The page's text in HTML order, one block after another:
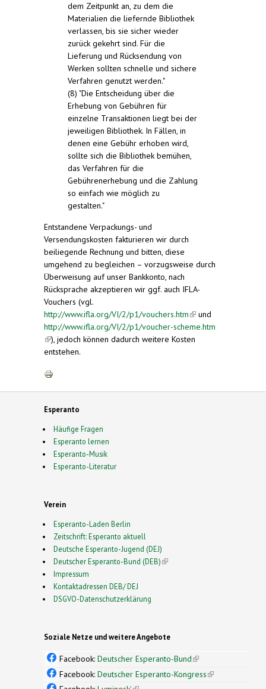
dem Zeitpunkt an, zu dem die
Materialien die liefernde Bibliothek
verlassen, bis sie sicher wieder
zurück gekehrt sind. Für die
Lieferung und Rücksendung von
Werken sollten schnelle und sichere
Verfahren genutzt werden."
(8) "Die Entscheidung über die
Erhebung von Gebühren für
einzelne Transaktionen liegt bei der
jeweiligen Bibliothek. In Fällen, in
denen eine Gebühr erhoben wird,
sollte sich die Bibliothek bemühen,
das Verfahren für die
Gebührenerhebung und die Zahlung
so einfach wie möglich zu
gestalten."
Entstandene Verpackungs- und
Versendungskosten fakturieren wir durch
beiliegende Rechnung und bitten, diese
umgehend zu begleichen – vorzugsweise durch
Überweisung auf unser Bankkonto, nach
Rücksprache akzeptieren wir ggf. auch IFLA-
Vouchers (vgl.
http://www.ifla.org/VI/2/p1/vouchers.htm(link is
external)
und
http://www.ifla.org/VI/2/p1/voucher-scheme.htm
(link is external)
), jedoch können dadurch weitere Kosten
entstehen.
Esperanto
Häufige Fragen
Esperanto lernen
Esperanto-Musik
Esperanto-Literatur
Verein
Esperanto-Laden Berlin
Zeitschrift: Esperanto aktuell
Deutsche Esperanto-Jugend (DEJ)
Deutscher Esperanto-Bund (DEB)(link is external)
Impressum
Kontaktadressen DEB/ DEJ
DSGVO-Datenschutzerklärung
Soziale Netze und weitere Angebote
Facebook: Deutscher Esperanto-Bund(link is
external)
Facebook: Deutscher Esperanto-Kongress(link is